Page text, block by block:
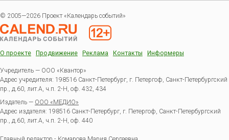
© 2005—2026 Проект «Календарь событий»
О проекте Продвижение Реклама Контакты Информеры
Учредитель — ООО «Квантор»
Адрес учредителя: 198516 Санкт-Петербург, г. Петергоф, Санкт-Петербургский
пр., д.60, лит.А, ч.п. 2-Н, оф. 432, 434
Издатель — ООО «МЕДИО»
Адрес издателя: 198516 Санкт-Петербург, г. Петергоф, Санкт-Петербургский
пр., д.60, лит.А, ч.п. 2-Н, оф. 440